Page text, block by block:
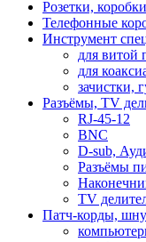
Розетки,
Телефонные
Инструмент
для витой
для
зачистки,
Разъёмы, TV
RJ-45-12
BNC
D-sub,
Разъёмы
ТV
Патч-корды,